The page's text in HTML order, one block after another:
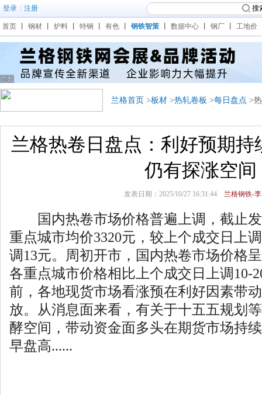
登录 注册 搜
首页 钢材 炉料 特钢 有色 钢铁智策 数据中心 钢厂 工地价
兰格首页 >板材 >热轧卷板 >每日盘点 >
兰格热卷日盘点：利好预期持
仍有探涨空间
发表日期：2025/10/27 16:31:44兰格钢铁-李
国内热卷市场价格普遍上调，截止发
重点城市均价3320元，较上个成交日上
调13元。周初开市，国内热卷市场价格
各重点城市价格相比上个成交日上调10-
前，各地现货市场看涨预在利好因素带
放。从消息面来看，有关于十五五规划
酵空间，带动资金面多头在期货市场持
早盘高......